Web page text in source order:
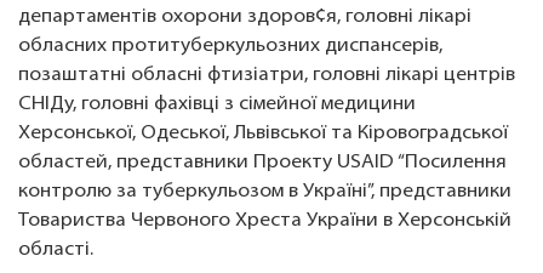
департаментів охорони здоров¢я, головні лікарі
обласних протитуберкульозних диспансерів,
позаштатні обласні фтизіатри, головні лікарі центрів
СНІДу, головні фахівці з сімейної медицини
Херсонської, Одеської, Львівської та Кіровоградської
областей, представники Проекту USAID “Посилення
контролю за туберкульозом в Україні”, представники
Товариства Червоного Хреста України в Херсонській
області.